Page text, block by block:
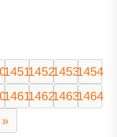
1451145214531454
1461146214631464
»